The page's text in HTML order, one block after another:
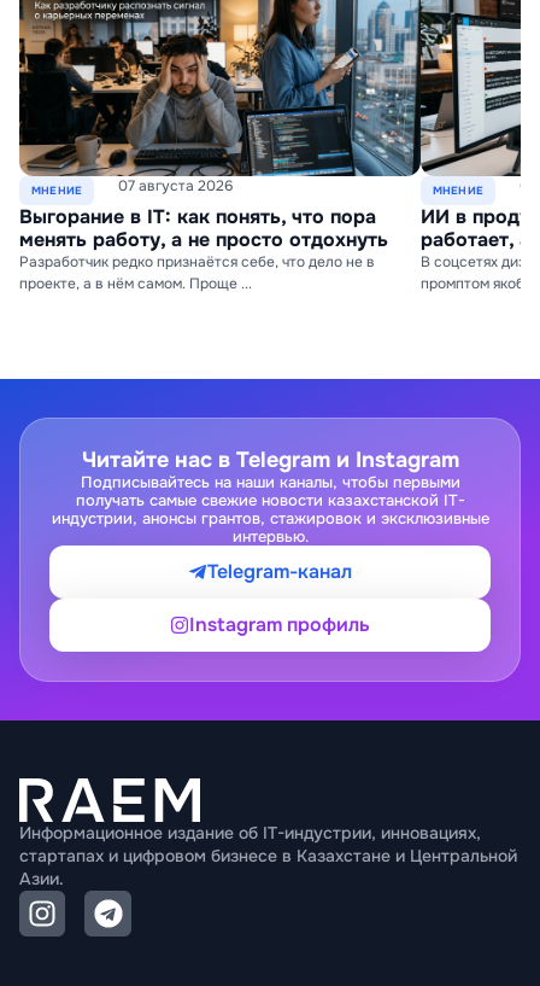
МНЕНИЕ 07 августа 2026
Выгорание в IT: как понять, что пора
менять работу, а не просто отдохнуть
Разработчик редко признаётся себе, что дело не в
проекте, а в нём самом. Проще ...
МНЕНИЕ 06
ИИ в
работает,
В соцсетях
промптом якобы
Читайте нас в Telegram и Instagram
Подписывайтесь на наши каналы, чтобы первыми
получать самые свежие новости казахстанской IT-
индустрии, анонсы грантов, стажировок и эксклюзивные
интервью.
Telegram-канал
Instagram профиль
Информационное издание об IT-индустрии, инновациях,
стартапах и цифровом бизнесе в Казахстане и Центральной
Азии.